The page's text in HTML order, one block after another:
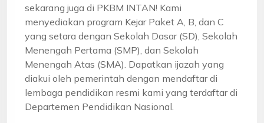
sekarang juga di PKBM INTAN! Kami
menyediakan program Kejar Paket A, B, dan C
yang setara dengan Sekolah Dasar (SD), Sekolah
Menengah Pertama (SMP), dan Sekolah
Menengah Atas (SMA). Dapatkan ijazah yang
diakui oleh pemerintah dengan mendaftar di
lembaga pendidikan resmi kami yang terdaftar di
Departemen Pendidikan Nasional.